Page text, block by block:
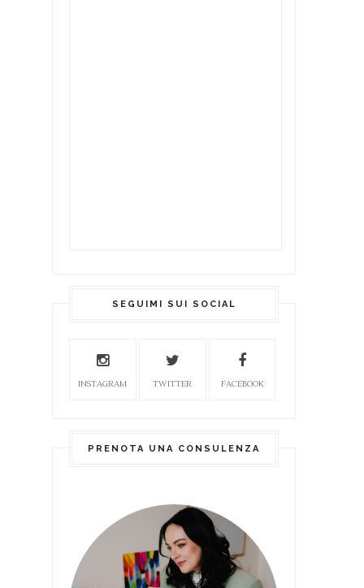
SEGUIMI SUI SOCIAL
INSTAGRAM TWITTER FACEBOOK
PRENOTA UNA CONSULENZA